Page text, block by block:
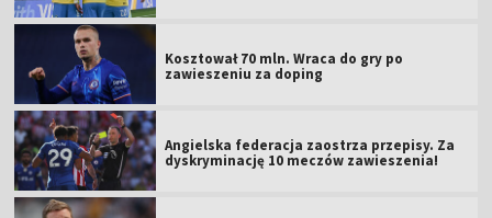
Kosztował 70 mln. Wraca do gry po
zawieszeniu za doping
Angielska federacja zaostrza przepisy. Za
dyskryminację 10 meczów zawieszenia!